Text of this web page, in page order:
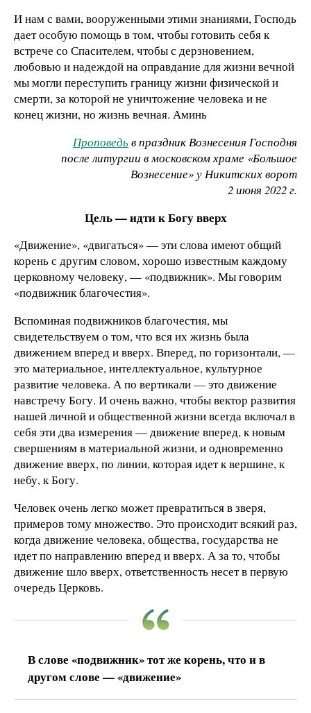
И нам с вами, вооруженными этими знаниями, Господь
дает особую помощь в том, чтобы готовить себя к
встрече со Спасителем, чтобы с дерзновением,
любовью и надеждой на оправдание для жизни вечной
мы могли переступить границу жизни физической и
смерти, за которой не уничтожение человека и не
конец жизни, но жизнь вечная. Аминь
Проповедьв праздник Вознесения Господня
после литургии в московском храме «Большое
Вознесение» у Никитских ворот
2 июня 2022 г.
Цель — идти к Богу вверх
«Движение», «двигаться» — эти слова имеют общий
корень с другим словом, хорошо известным каждому
церковному человеку, — «подвижник». Мы говорим
«подвижник благочестия».
Вспоминая подвижников благочестия, мы
свидетельствуем о том, что вся их жизнь была
движением вперед и вверх. Вперед, по горизонтали, —
это материальное, интеллектуальное, культурное
развитие человека. А по вертикали — это движение
навстречу Богу. И очень важно, чтобы вектор развития
нашей личной и общественной жизни всегда включал в
себя эти два измерения — движение вперед, к новым
свершениям в материальной жизни, и одновременно
движение вверх, по линии, которая идет к вершине, к
небу, к Богу.
Человек очень легко может превратиться в зверя,
примеров тому множество. Это происходит всякий раз,
когда движение человека, общества, государства не
идет по направлению вперед и вверх. А за то, чтобы
движение шло вверх, ответственность несет в первую
очередь Церковь.
В слове «подвижник» тот же корень, что и в
другом слове — «движение»